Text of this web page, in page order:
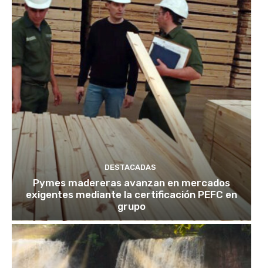
DESTACADAS
Pymes madereras avanzan en mercados
exigentes mediante la certificación PEFC en
grupo